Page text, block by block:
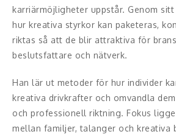
Humoristiska föredrag
Konst
Middagsunderhållning
karriärmöjligheter uppstår. Genom
hur kreativa styrkor kan paketeras,
riktas så att de blir attraktiva för
beslutsfattare och nätverk.
Han lär ut metoder för hur individer
kreativa drivkrafter och omvandla
och professionell riktning. Fokus
mellan familjer, talanger och kreativa